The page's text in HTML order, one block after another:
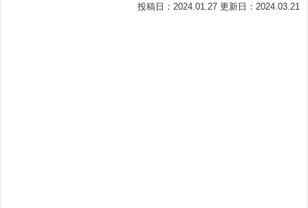
投稿日：2024.01.27 更新日：2024.03.21